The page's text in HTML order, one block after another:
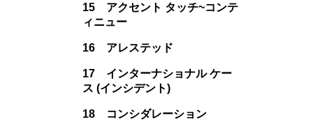
15 アクセント タッチ~コンテ
ィニュー
16 アレステッド
17 インターナショナル ケー
ス (インシデント)
18 コンシダレーション